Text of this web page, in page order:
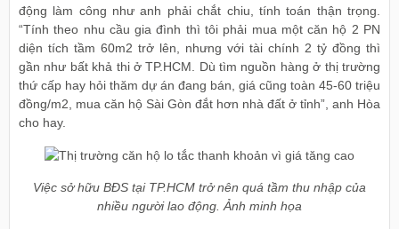
động làm công như anh phải chắt chiu, tính toán thận trọng.
“Tính theo nhu cầu gia đình thì tôi phải mua một căn hộ 2 PN
diện tích tầm 60m2 trở lên, nhưng với tài chính 2 tỷ đồng thì
gần như bất khả thi ở TP.HCM. Dù tìm nguồn hàng ở thị trường
thứ cấp hay hỏi thăm dự án đang bán, giá cũng toàn 45-60 triệu
đồng/m2, mua căn hộ Sài Gòn đắt hơn nhà đất ở tỉnh”, anh Hòa
cho hay.
Việc sở hữu BĐS tại TP.HCM trở nên quá tầm thu nhập của
nhiều người lao động. Ảnh minh họa